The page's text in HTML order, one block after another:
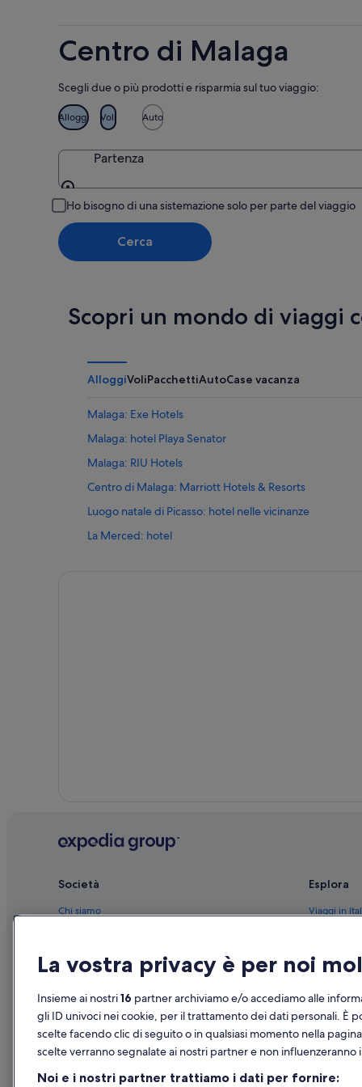
-
Centro di Malaga
Scegli due o più prodotti e risparmia sul tuo viaggio:
Alloggi Voli Auto
Partenza
Partenza
Ho bisogno di una sistemazione solo per parte del viaggio
Cerca
Scopri un mondo di viaggi
AlloggiVoliPacchettiAutoCase vacanza
Malaga: Exe Hotels
Malaga: hotel Playa Senator
Malaga: RIU Hotels
Centro di Malaga: Marriott Hotels & Resorts
Luogo natale di Picasso: hotel nelle vicinanze
La Merced: hotel
Società
Chi siamo
Aggiungi la tua struttura
Novità e comunicati stampa
Pubblicità
Esplora
Viaggi in
Case
Voli
Noleggio
La vostra privacy è per noi
Insieme ai nostri16 partner archiviamo e/o accediamo alle
gli ID univoci nei cookie, per il trattamento dei dati personali. È
scelte facendo clic di seguito o in qualsiasi momento nella
scelte verranno segnalate ai nostri partner e non influenzeranno
Noi e i nostri partner trattiamo i dati per fornire: